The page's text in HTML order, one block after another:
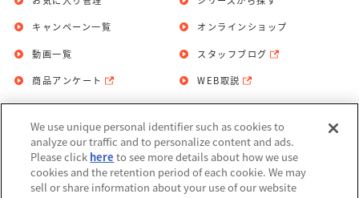
キャンペーン一覧
動画一覧
商品アンケート
オンラインショップ
スタッフブログ
WEB取説
お問い合わせ 個人情報保護方針
利用規約
Do Not Sell or Share My Personal
We use unique personal identifier such as cookies to
analyze our traffic and to personalize content and ads.
Please click here to see more details about how we use
cookies and the retention period of each cookie. We may
sell or share information about your use of our website